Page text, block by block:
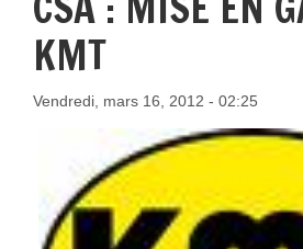
KMT
Vendredi, mars 16, 2012 - 02:25